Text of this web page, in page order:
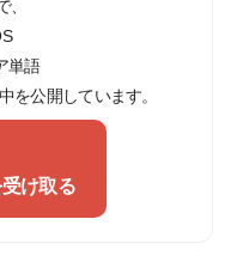
、
単語
公開しています。
け取る